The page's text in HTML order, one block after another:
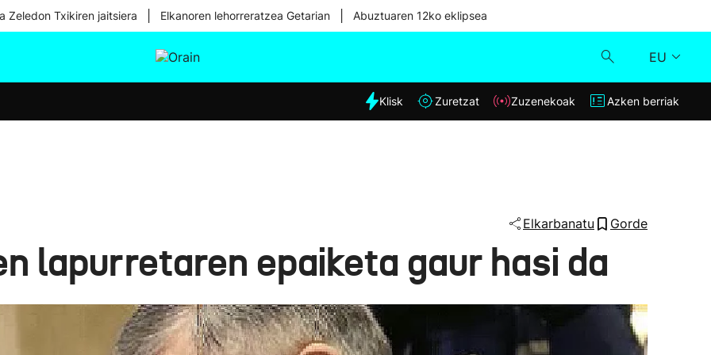
Zeledon Txikiren jaitsiera Elkanoren lehorreratzea Getarian Abuztuaren 12ko eklipsea
EU
Eguraldia
Klisk
Azken berriak
Klisk Zuretzat Zuzenekoak Azken berriak
Elkarbanatu Gorde
lapurretaren epaiketa gaur hasi da